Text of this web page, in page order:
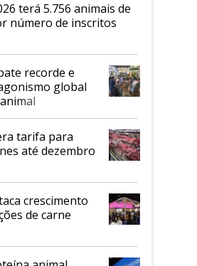
terá 5.756 animais de
número de inscritos
recorde e
global
tarifa para
até dezembro
crescimento
de carne